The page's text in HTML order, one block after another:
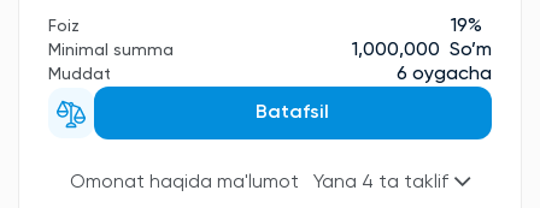
Foiz 19%
Minimal summa 1,000,000 So’m
Muddat
6 oygacha
Batafsil
Omonat haqida ma'lumot Yana 4 ta taklif